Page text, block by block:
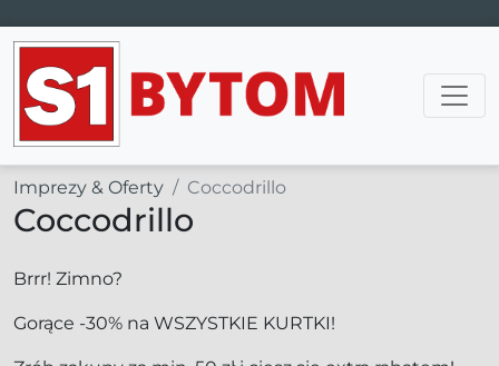
Main Navigation
Imprezy & Oferty Coccodrillo
Coccodrillo
Brrr! Zimno?
Gorące -30% na WSZYSTKIE KURTKI!